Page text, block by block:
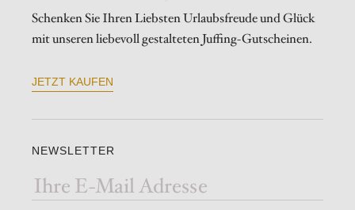
Schenken Sie Ihren Liebsten Urlaubsfreude und Glück
mit unseren liebevoll gestalteten Juffing-Gutscheinen.
JETZT KAUFEN
NEWSLETTER